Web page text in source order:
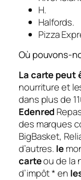
H.
Halfords.
Pizza
Où pouvons-
La carte peut
nourriture et
dans plus de
Edenred
des marques
BigBasket,
d’autres. le
carteou de la
d’impôt * en